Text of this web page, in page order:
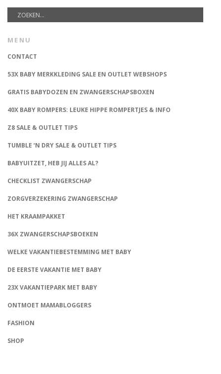
MENU
CONTACT
53X BABY MERKKLEDING SALE EN OUTLET WEBSHOPS
GRATIS BABYDOZEN EN ZWANGERSCHAPSBOXEN
40X BABY ROMPERS: LEUKE HIPPE ROMPERTJES & INFO
Z8 SALE & OUTLET TIPS
TUMBLE ‘N DRY SALE & OUTLET TIPS
BABYUITZET, HEB JIJ ALLES AL?
CHECKLIST ZWANGERSCHAP
ZORGVERZEKERING ZWANGERSCHAP
HET KRAAMPAKKET
36X ZWANGERSCHAPSBOEKEN
WELKE VAKANTIEBESTEMMING MET BABY
DE EERSTE VAKANTIE MET BABY
23X VAKANTIEPARK MET BABY
ONTMOET MAMABLOGGERS
FASHION
SHOP